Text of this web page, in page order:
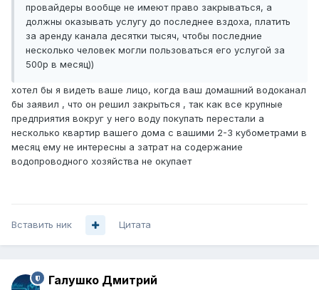
провайдеры вообще не имеют право закрываться, а
должны оказывать услугу до последнее вздоха, платить
за аренду канала десятки тысяч, чтобы последние
несколько человек могли пользоваться его услугой за
500р в месяц))
хотел бы я видеть ваше лицо, когда ваш домашний водоканал
бы заявил , что он решил закрыться , так как все крупные
предприятия вокруг у него воду покупать перестали а
несколько квартир вашего дома с вашими 2-3 кубометрами в
месяц ему не интересны а затрат на содержание
водопроводного хозяйства не окупает
Вставить ник Цитата
Галушко Дмитрий